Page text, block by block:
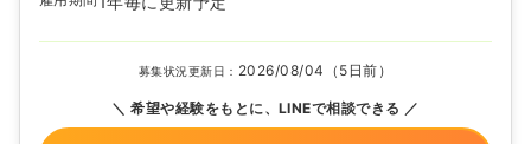
募集状況更新日： 2026/08/04（5日前）
希望や経験をもとに、LINEで相談できる